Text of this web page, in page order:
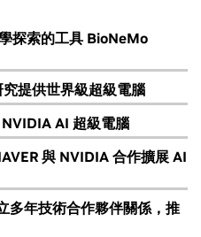
探索的工具 BioNeMo
提供世界級超級電腦
AI 超級電腦
與 NVIDIA 合作擴展 AI
多年技術合作夥伴關係，推